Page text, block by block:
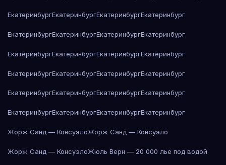
ЕкатеринбургЕкатеринбургЕкатеринбургЕкатеринбург
ЕкатеринбургЕкатеринбургЕкатеринбургЕкатеринбург
ЕкатеринбургЕкатеринбургЕкатеринбургЕкатеринбург
ЕкатеринбургЕкатеринбургЕкатеринбургЕкатеринбург
ЕкатеринбургЕкатеринбургЕкатеринбургЕкатеринбург
ЕкатеринбургЕкатеринбургЕкатеринбургЕкатеринбург
Жорж Санд — КонсуэлоЖорж Санд — Консуэло
Жорж Санд — КонсуэлоЖюль Верн — 20 000 лье под водой